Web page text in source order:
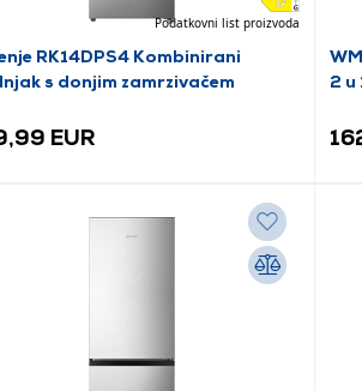
Podatkovni list proizvoda
RK14DPS4 Kombinirani
s donjim zamrzivačem
EUR
2 u